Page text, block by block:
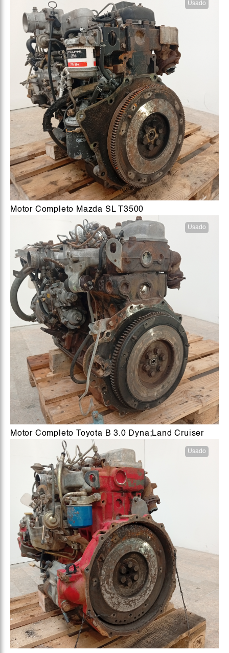
Usado
Motor Completo Mazda SL T3500
Usado
Motor Completo Toyota B 3.0 Dyna;Land Cruiser
Usado